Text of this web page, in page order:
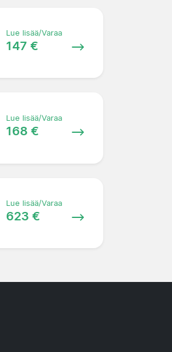
Lue lisää/Varaa
147 €
Lue lisää/Varaa
168 €
Lue lisää/Varaa
623 €